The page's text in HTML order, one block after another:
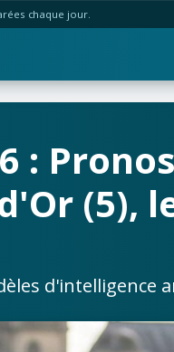
chaque jour.
:
(5),
d'intelligence